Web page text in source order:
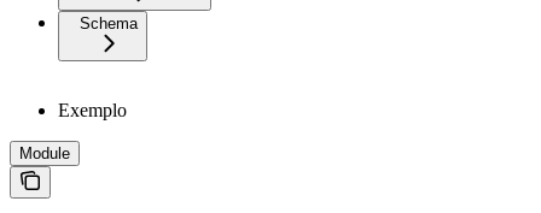
Schema
Exemplo
Module